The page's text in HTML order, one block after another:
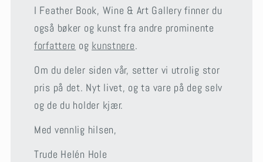
I Feather Book, Wine & Art Gallery finner du
også bøker og kunst fra andre prominente
forfattere og kunstnere.
Om du deler siden vår, setter vi utrolig stor
pris på det. Nyt livet, og ta vare på deg selv
og de du holder kjær.
Med vennlig hilsen,
Trude Helén Hole